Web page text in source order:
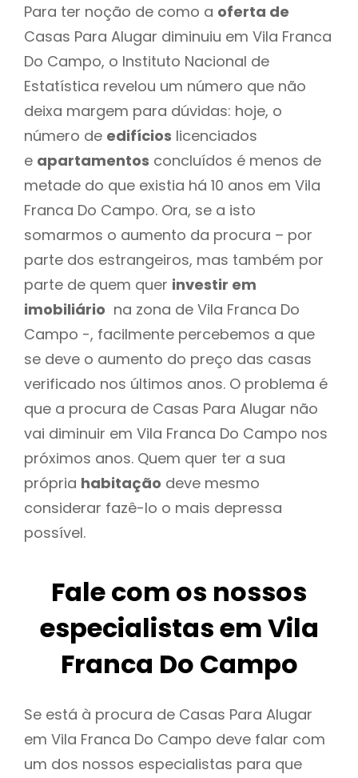
Para ter noção de como a oferta de
Casas Para Alugar diminuiu em Vila Franca
Do Campo, o Instituto Nacional de
Estatística revelou um número que não
deixa margem para dúvidas: hoje, o
número de edifícios licenciados
e apartamentos concluídos é menos de
metade do que existia há 10 anos em Vila
Franca Do Campo. Ora, se a isto
somarmos o aumento da procura – por
parte dos estrangeiros, mas também por
parte de quem quer investir em
imobiliário na zona de Vila Franca Do
Campo -, facilmente percebemos a que
se deve o aumento do preço das casas
verificado nos últimos anos. O problema é
que a procura de Casas Para Alugar não
vai diminuir em Vila Franca Do Campo nos
próximos anos. Quem quer ter a sua
própria habitação deve mesmo
considerar fazê-lo o mais depressa
possível.
Fale com os nossos
especialistas em Vila
Franca Do Campo
Se está à procura de Casas Para Alugar
em Vila Franca Do Campo deve falar com
um dos nossos especialistas para que